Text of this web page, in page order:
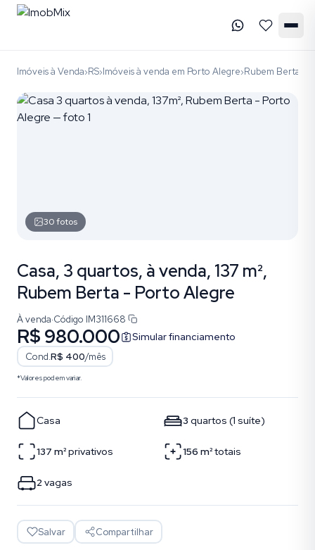
Imóveis à Venda›RS›Imóveis à venda em Porto Alegre›Rubem Berta
30fotos
Casa, 3 quartos, à venda, 137 m²,
Rubem Berta - Porto Alegre
À venda·Código IM311668
R$ 980.000 Simular financiamento
Cond.R$ 400/mês
*Valores podem variar.
Casa 3 quartos (1 suíte)
137 m²privativos 156 m²totais
2 vagas
Salvar Compartilhar